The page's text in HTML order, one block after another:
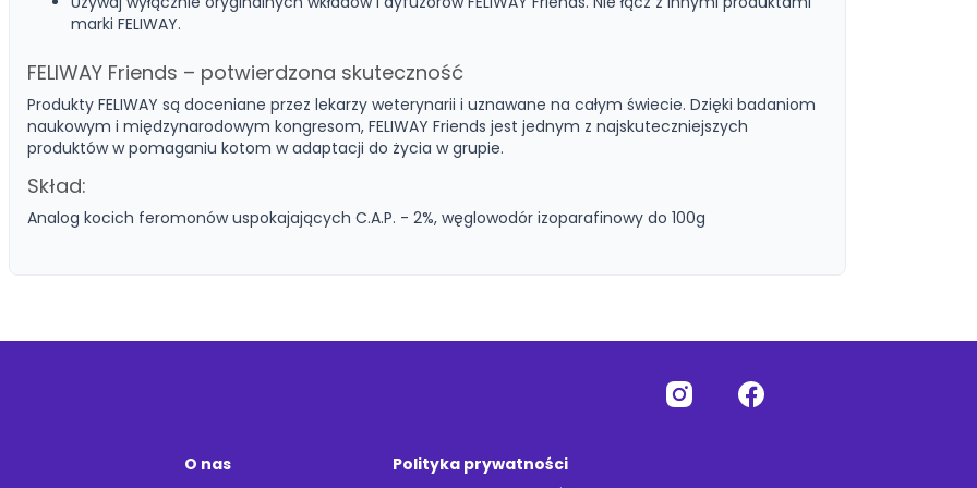
marki FELIWAY.
FELIWAY Friends – potwierdzona skuteczność
Produkty FELIWAY są doceniane przez lekarzy weterynarii i uznawane na całym świecie. Dzięki badaniom
naukowym i międzynarodowym kongresom, FELIWAY Friends jest jednym z najskuteczniejszych
produktów w pomaganiu kotom w adaptacji do życia w grupie.
Skład:
Analog kocich feromonów uspokajających C.A.P. - 2%, węglowodór izoparafinowy do 100g
O nas
Polityka prywatności